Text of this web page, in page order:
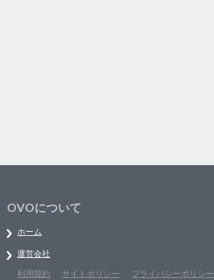
OVOについて
ホーム
運営会社
利用規約
サイトポリシー プライバシーポリシー